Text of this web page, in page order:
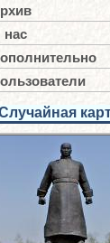
нас